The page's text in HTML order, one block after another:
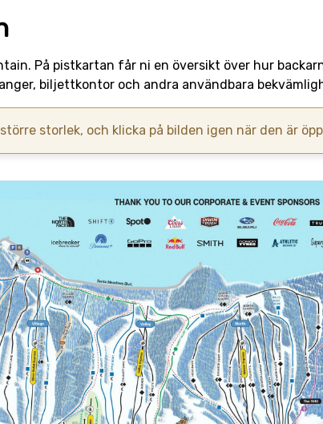
På pistkartan får ni en översikt över hur
biljettkontor och andra användbara
storlek, och klicka på bilden igen när den är